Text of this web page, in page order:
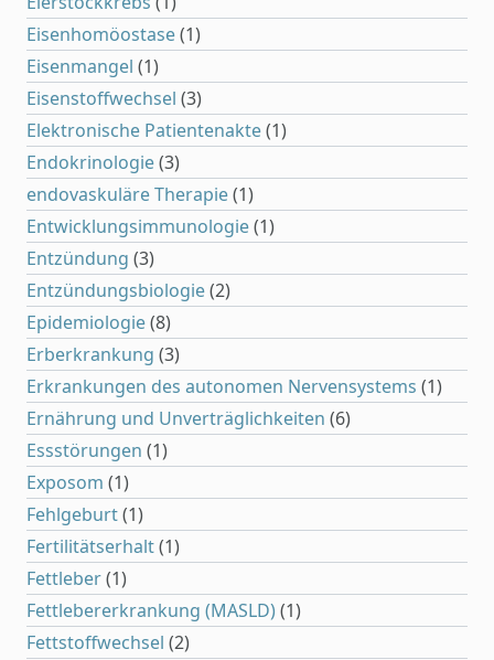
Eisenhomöostase(1)
Eisenmangel (1)
Eisenstoffwechsel (3)
Elektronische Patientenakte(1)
Endokrinologie(3)
endovaskuläre Therapie(1)
Entwicklungsimmunologie(1)
Entzündung (3)
Entzündungsbiologie(2)
Epidemiologie(8)
Erberkrankung (3)
Erkrankungen des autonomen Nervensystems (1)
Ernährung und Unverträglichkeiten (6)
Essstörungen (1)
Exposom (1)
Fehlgeburt(1)
Fertilitätserhalt(1)
Fettleber(1)
Fettlebererkrankung (MASLD)(1)
Fettstoffwechsel (2)